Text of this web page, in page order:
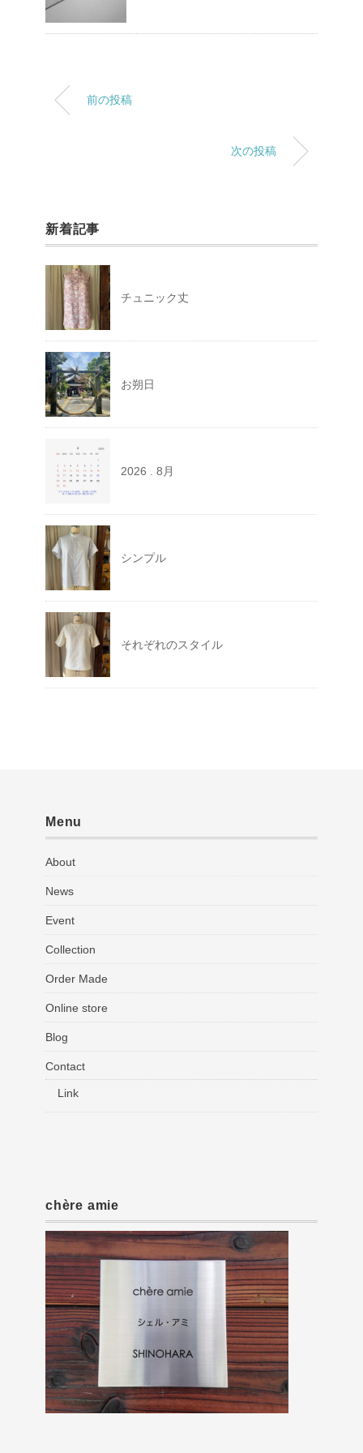
前の投稿
次の投稿
新着記事
チュニック丈
お朔日
2026 . 8月
シンプル
それぞれのスタイル
Menu
About
News
Event
Collection
Order Made
Online store
Blog
Contact
Link
chère amie